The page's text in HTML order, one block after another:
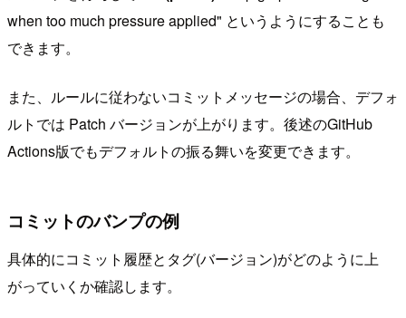
when too much pressure applied" というようにすることも
できます。
また、ルールに従わないコミットメッセージの場合、デフォ
ルトでは Patch バージョンが上がります。後述のGitHub
Actions版でもデフォルトの振る舞いを変更できます。
コミットのバンプの例
具体的にコミット履歴とタグ(バージョン)がどのように上
がっていくか確認します。